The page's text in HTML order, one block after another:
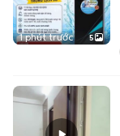
1 phút trước 5